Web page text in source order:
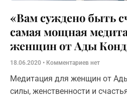
«Вам суждено быть
самая мощная
женщин от Ады
18.06.2020 Комментариев нет
Медитация для женщин от
силы, женственности и